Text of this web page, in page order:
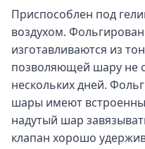
Приспособлен под
воздухом.
изготавливаются из
позволяющей шару не
нескольких дней.
шары имеют
надутый шар
клапан хорошо